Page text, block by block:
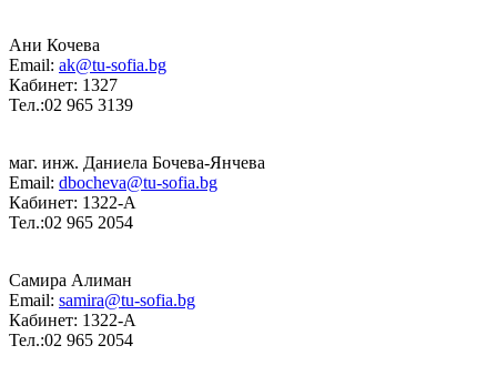
Ани Кочева
Email: ak@tu-sofia.bg
Кабинет: 1327
Тел.:02 965 3139
маг. инж. Даниела Бочева-Янчева
Email: dbocheva@tu-sofia.bg
Кабинет: 1322-A
Тел.:02 965 2054
Самира Алиман
Email: samira@tu-sofia.bg
Кабинет: 1322-A
Тел.:02 965 2054